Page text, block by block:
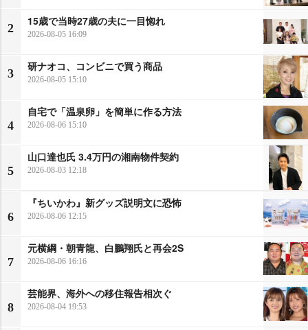
2
15歳で当時27歳の夫に一目惚れ
2026-08-05 16:09
3
研ナオコ、コンビニで買う商品
2026-08-05 15:10
4
自宅で「温泉卵」を簡単に作る方法
2026-08-06 15:10
5
山口達也氏 3.4万円の湘南物件契約
2026-08-03 12:18
6
『ちいかわ』新グッズ説明文に恐怖
2026-08-06 12:15
7
元横綱・朝青龍、白鵬翔氏と再会2S
2026-08-06 16:16
8
芸能界、海外への移住報告相次ぐ
2026-08-04 19:53